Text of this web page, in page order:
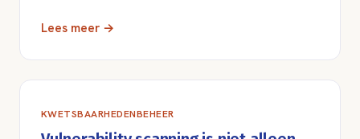
Lees meer →
KWETSBAARHEDENBEHEER